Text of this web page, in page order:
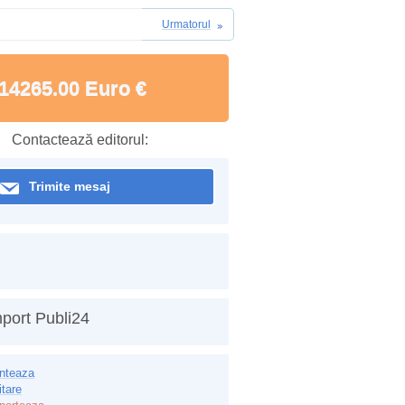
Urmatorul
Euro €
Contactează editorul:
Trimite mesaj
Publi24